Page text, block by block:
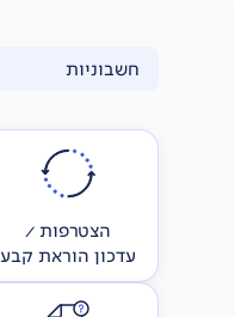
חשבוניות
הצטרפות /
עדכון הוראת קבע